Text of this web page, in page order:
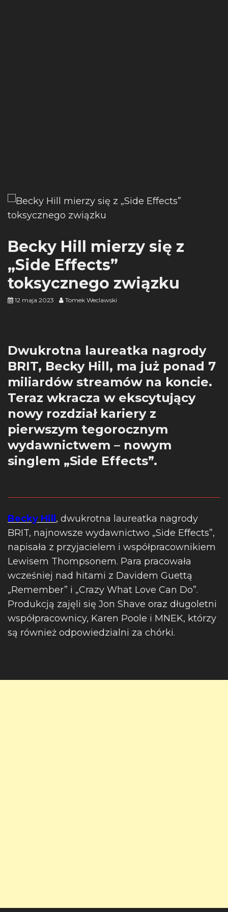
Becky Hill mierzy się z
„Side Effects”
toksycznego związku
12 maja 2023 Tomek Weclawski
Dwukrotna laureatka nagrody
BRIT, Becky Hill, ma już ponad 7
miliardów streamów na koncie.
Teraz wkracza w ekscytujący
nowy rozdział kariery z
pierwszym tegorocznym
wydawnictwem – nowym
singlem „Side Effects”.
Becky Hill , dwukrotna laureatka nagrody
BRIT, najnowsze wydawnictwo „Side Effects”,
napisała z przyjacielem i współpracownikiem
Lewisem Thompsonem. Para pracowała
wcześniej nad hitami z Davidem Guettą
„Remember” i „Crazy What Love Can Do”.
Produkcją zajęli się Jon Shave oraz długoletni
współpracownicy, Karen Poole i MNEK, którzy
są również odpowiedzialni za chórki.